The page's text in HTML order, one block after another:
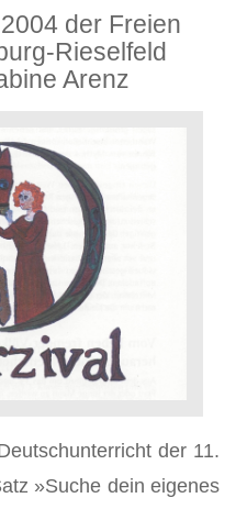
der Freien
Rieselfeld
Arenz
der 11.
»Suche dein eigenes